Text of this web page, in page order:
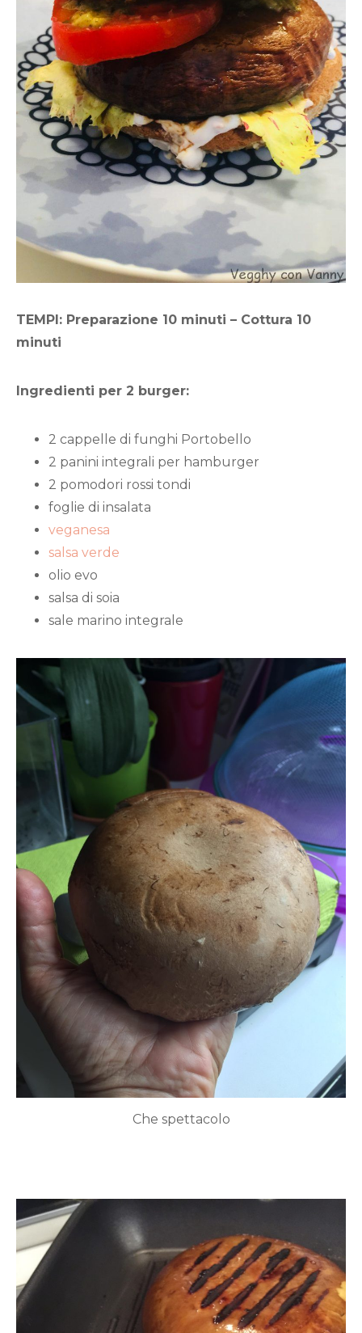
TEMPI: Preparazione 10 minuti – Cottura 10
minuti
Ingredienti per 2 burger:
2 cappelle di funghi Portobello
2 panini integrali per hamburger
2 pomodori rossi tondi
foglie di insalata
veganesa
salsa verde
olio evo
salsa di soia
sale marino integrale
Che spettacolo